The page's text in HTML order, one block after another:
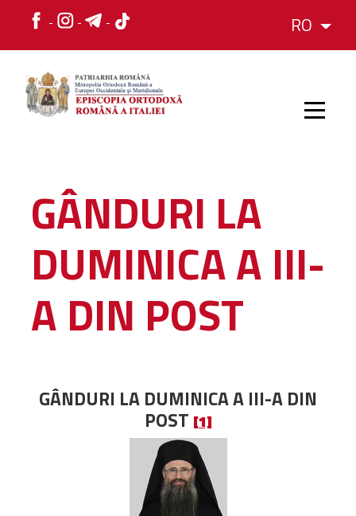
RO
ISTORIC
ORGANIZAREA
Protopopiate
Mănăstiri,
biserici și
monumente
Diaconii
Centre și
GÂNDURI LA
DUMINICA A III-
A DIN POST
GÂNDURI LA DUMINICA A III-A DIN
POST [1]